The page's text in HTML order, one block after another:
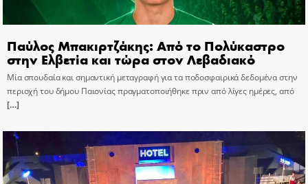
Παύλος Μπακιρτζάκης: Από το Πολύκαστρο
στην Ελβετία και τώρα στον Λεβαδιακό
Μία σπουδαία και σημαντική μεταγραφή για τα ποδοσφαιρικά δεδομένα στην
περιοχή του δήμου Παιονίας πραγματοποιήθηκε πριν από λίγες ημέρες, από
[…]